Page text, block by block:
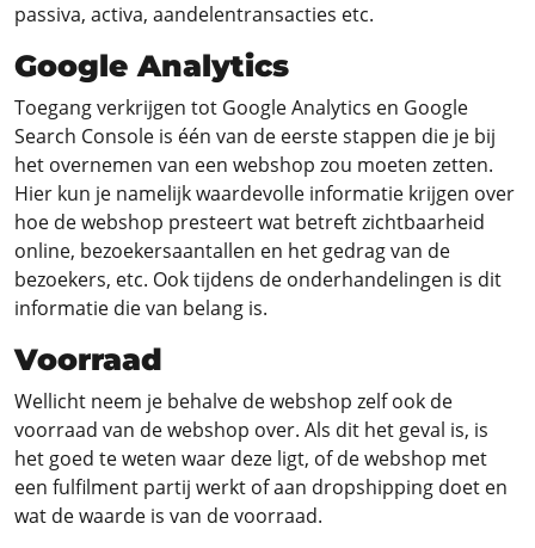
passiva, activa, aandelentransacties etc.
Google Analytics
Toegang verkrijgen tot Google Analytics en Google
Search Console is één van de eerste stappen die je bij
het overnemen van een webshop zou moeten zetten.
Hier kun je namelijk waardevolle informatie krijgen over
hoe de webshop presteert wat betreft zichtbaarheid
online, bezoekersaantallen en het gedrag van de
bezoekers, etc. Ook tijdens de onderhandelingen is dit
informatie die van belang is.
Voorraad
Wellicht neem je behalve de webshop zelf ook de
voorraad van de webshop over. Als dit het geval is, is
het goed te weten waar deze ligt, of de webshop met
een fulfilment partij werkt of aan dropshipping doet en
wat de waarde is van de voorraad.